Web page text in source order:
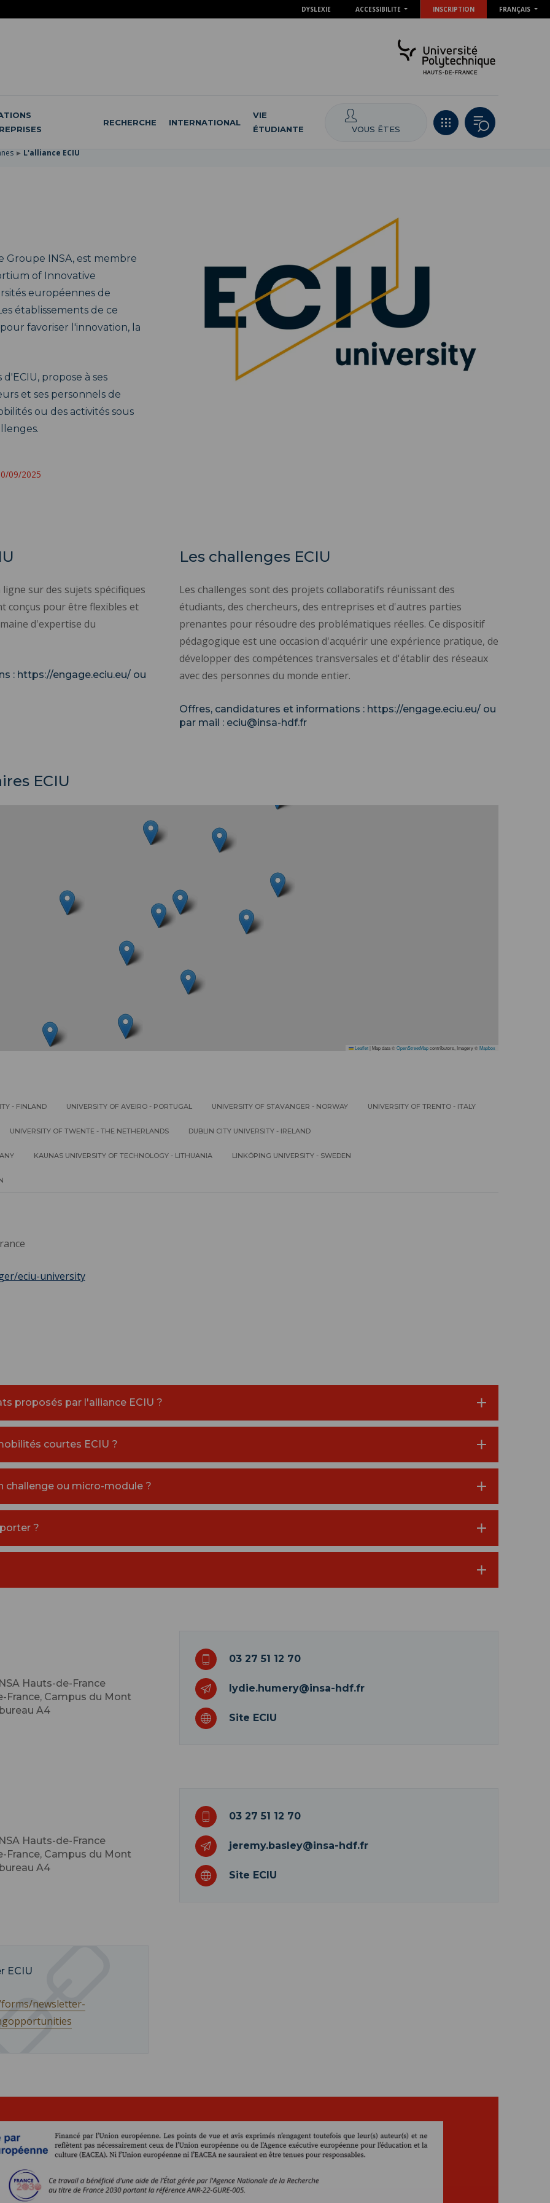
DYSLEXIE ACCESSIBILITE INSCRIPTION FRANÇAIS
RECHERCHE INTERNATIONAL
VIE
ÉTUDIANTE
VOUS ÊTES
L'alliance ECIU
Groupe INSA, est membre
of Innovative
européennes de
établissements de ce
favoriser l'innovation, la
propose à ses
et ses personnels de
ou des activités sous
09/2025
sur des sujets spécifiques
conçus pour être flexibles et
d'expertise du
: https://engage.eciu.eu/ou
Les challenges ECIU
Les challenges sont des projets collaboratifs réunissant des
étudiants, des chercheurs, des entreprises et d'autres parties
prenantes pour résoudre des problématiques réelles. Ce dispositif
pédagogique est une occasion d'acquérir une expérience pratique, de
développer des compétences transversales et d'établir des réseaux
avec des personnes du monde entier.
Offres, candidatures et informations : https://engage.eciu.eu/ou
par mail : eciu@insa-hdf.fr
ECIU
Leaflet |Map data ©OpenStreetMapcontributors, Imagery ©Mapbox
- FINLAND UNIVERSITY OF AVEIRO - PORTUGAL UNIVERSITY OF STAVANGER - NORWAY UNIVERSITY OF TRENTO - ITALY
UNIVERSITY OF TWENTE - THE NETHERLANDS DUBLIN CITY UNIVERSITY - IRELAND
KAUNAS UNIVERSITY OF TECHNOLOGY - LITHUANIA LINKÖPING UNIVERSITY - SWEDEN
eciu-university
proposés par l'alliance ECIU ?
courtes ECIU ?
challenge ou micro-module ?
?
Hauts-de-France
Campus du Mont
A4
03 27 51 12 70
lydie.humery@insa-hdf.fr
Site ECIU
Hauts-de-France
Campus du Mont
A4
03 27 51 12 70
jeremy.basley@insa-hdf.fr
Site ECIU
ECIU
newsletter-